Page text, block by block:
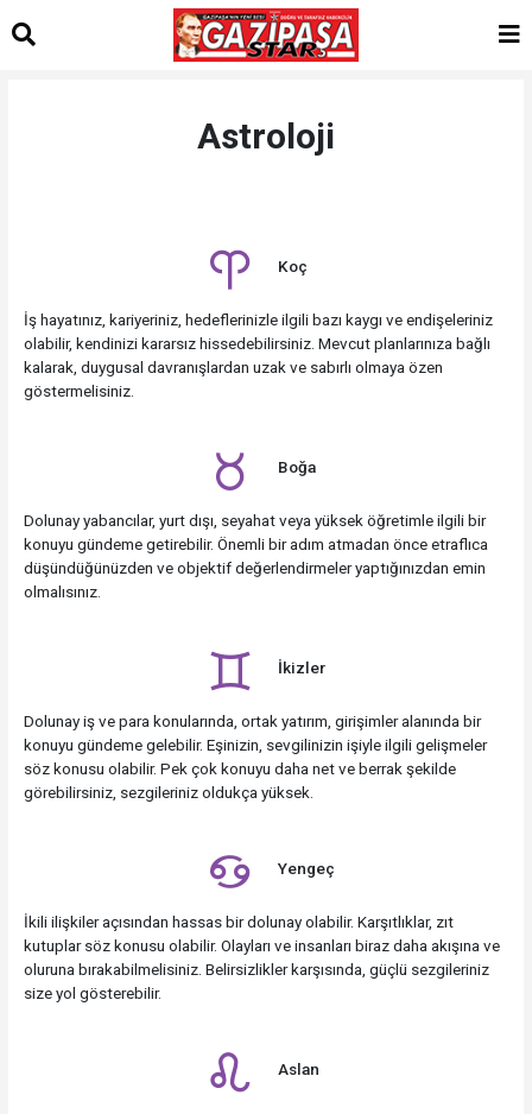
Astroloji
Koç
İş hayatınız, kariyeriniz, hedeflerinizle ilgili bazı kaygı ve endişeleriniz
olabilir, kendinizi kararsız hissedebilirsiniz. Mevcut planlarınıza bağlı
kalarak, duygusal davranışlardan uzak ve sabırlı olmaya özen
göstermelisiniz.
Boğa
Dolunay yabancılar, yurt dışı, seyahat veya yüksek öğretimle ilgili bir
konuyu gündeme getirebilir. Önemli bir adım atmadan önce etraflıca
düşündüğünüzden ve objektif değerlendirmeler yaptığınızdan emin
olmalısınız.
İkizler
Dolunay iş ve para konularında, ortak yatırım, girişimler alanında bir
konuyu gündeme gelebilir. Eşinizin, sevgilinizin işiyle ilgili gelişmeler
söz konusu olabilir. Pek çok konuyu daha net ve berrak şekilde
görebilirsiniz, sezgileriniz oldukça yüksek.
Yengeç
İkili ilişkiler açısından hassas bir dolunay olabilir. Karşıtlıklar, zıt
kutuplar söz konusu olabilir. Olayları ve insanları biraz daha akışına ve
oluruna bırakabilmelisiniz. Belirsizlikler karşısında, güçlü sezgileriniz
size yol gösterebilir.
Aslan